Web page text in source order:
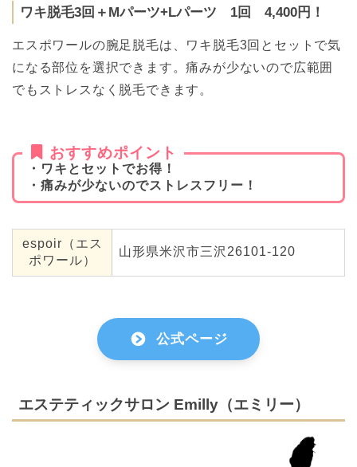
ワキ脱毛3回＋Mパーツ+Lパーツ 1回 4,400円！
エスポワールの腕足脱毛は、ワキ脱毛3回とセットで気
になる部位を選択できます。痛みが少ないので広範囲
でもストレスなく脱毛できます。
おすすめポイント
・ワキとセットでお得！
・痛みが少ないのでストレスフリー！
espoir（エス
ポワール）
山形県米沢市三沢26101-120
公式ページ
エステティックサロン Emilly（エミリー）